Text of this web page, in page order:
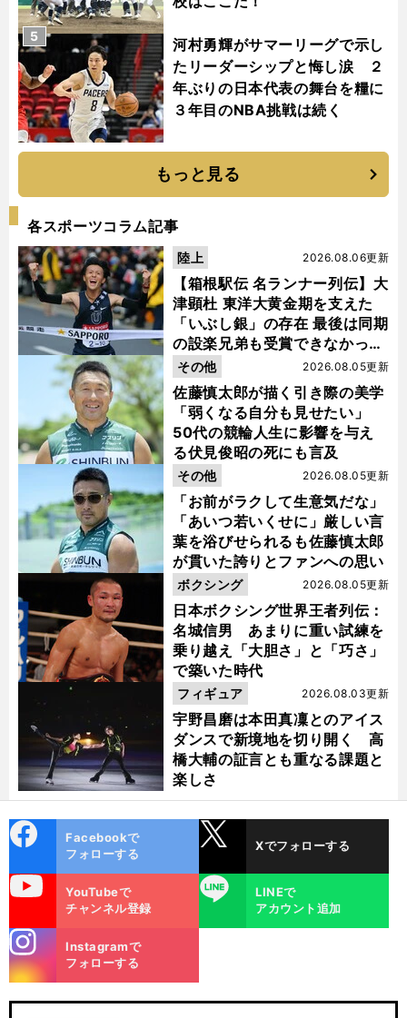
河村勇輝がサマーリーグで示し
たリーダーシップと悔し涙 ２
年ぶりの日本代表の舞台を糧に
３年目のNBA挑戦は続く
5
もっと見る
各スポーツコラム記事
【箱根駅伝 名ランナー列伝】大
津顕杜 東洋大黄金期を支えた
「いぶし銀」の存在 最後は同期
の設楽兄弟も受賞できなかった
金栗杯に輝く
2026.08.06更新
陸上
佐藤慎太郎が描く引き際の美学
「弱くなる自分も見せたい」
50代の競輪人生に影響を与え
る伏見俊昭の死にも言及
2026.08.05更新
その他
「お前がラクして生意気だな」
「あいつ若いくせに」厳しい言
葉を浴びせられるも佐藤慎太郎
が貫いた誇りとファンへの思い
2026.08.05更新
その他
日本ボクシング世界王者列伝：
名城信男 あまりに重い試練を
乗り越え「大胆さ」と「巧さ」
で築いた時代
2026.08.05更新
ボクシング
宇野昌磨は本田真凜とのアイス
ダンスで新境地を切り開く 高
橋大輔の証言とも重なる課題と
楽しさ
2026.08.03更新
フィギュア
ok
Facebookで
フォローする
Xでフォローする
YouTubeで
チャンネル登録
LINE
LINEで
アカウント追加
m
Instagramで
フォローする